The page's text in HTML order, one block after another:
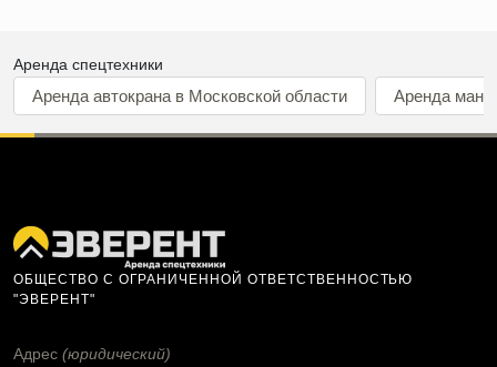
Аренда спецтехники
Аренда автокрана в Московской области Аренда
ОБЩЕСТВО С ОГРАНИЧЕННОЙ ОТВЕТСТВЕННОСТЬЮ
"ЭВЕРЕНТ"
Адрес (юридический)